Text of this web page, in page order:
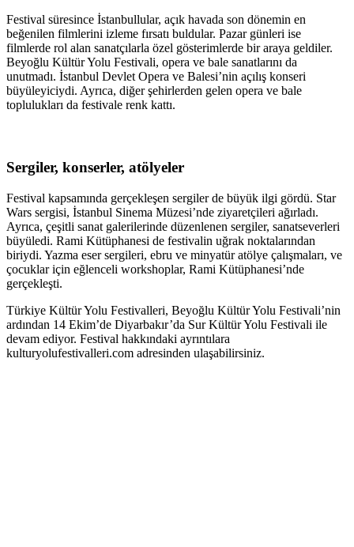
Festival süresince İstanbullular, açık havada son dönemin en
beğenilen filmlerini izleme fırsatı buldular. Pazar günleri ise
filmlerde rol alan sanatçılarla özel gösterimlerde bir araya geldiler.
Beyoğlu Kültür Yolu Festivali, opera ve bale sanatlarını da
unutmadı. İstanbul Devlet Opera ve Balesi’nin açılış konseri
büyüleyiciydi. Ayrıca, diğer şehirlerden gelen opera ve bale
toplulukları da festivale renk kattı.
Sergiler, konserler, atölyeler
Festival kapsamında gerçekleşen sergiler de büyük ilgi gördü. Star
Wars sergisi, İstanbul Sinema Müzesi’nde ziyaretçileri ağırladı.
Ayrıca, çeşitli sanat galerilerinde düzenlenen sergiler, sanatseverleri
büyüledi. Rami Kütüphanesi de festivalin uğrak noktalarından
biriydi. Yazma eser sergileri, ebru ve minyatür atölye çalışmaları, ve
çocuklar için eğlenceli workshoplar, Rami Kütüphanesi’nde
gerçekleşti.
Türkiye Kültür Yolu Festivalleri, Beyoğlu Kültür Yolu Festivali’nin
ardından 14 Ekim’de Diyarbakır’da Sur Kültür Yolu Festivali ile
devam ediyor. Festival hakkındaki ayrıntılara
kulturyolufestivalleri.com adresinden ulaşabilirsiniz.